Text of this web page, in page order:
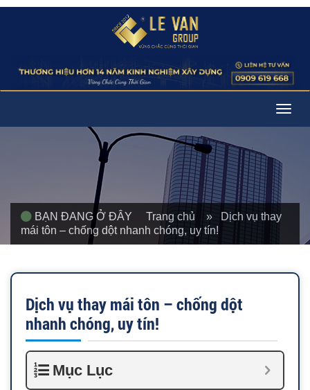
BẠN ĐANG Ở ĐÂY Trang chủ » Dịch vụ thay
mái tôn – chống dột nhanh chóng, uy tín!
Dịch vụ thay mái tôn – chống dột
nhanh chóng, uy tín!
Mục Lục